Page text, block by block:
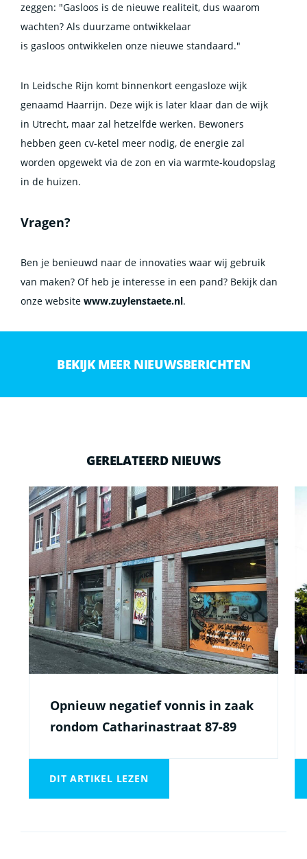
zeggen: "Gasloos is de nieuwe realiteit, dus waarom
wachten? Als duurzame ontwikkelaar
is gasloos ontwikkelen onze nieuwe standaard."
In Leidsche Rijn komt binnenkort eengasloze wijk
genaamd Haarrijn. Deze wijk is later klaar dan de wijk
in Utrecht, maar zal hetzelfde werken. Bewoners
hebben geen cv-ketel meer nodig, de energie zal
worden opgewekt via de zon en via warmte-koudopslag
in de huizen.
Vragen?
Ben je benieuwd naar de innovaties waar wij gebruik
van maken? Of heb je interesse in een pand? Bekijk dan
onze website www.zuylenstaete.nl.
BEKIJK MEER NIEUWSBERICHTEN
GERELATEERD NIEUWS
Opnieuw negatief vonnis in zaak
rondom Catharinastraat 87-89
DIT ARTIKEL LEZEN